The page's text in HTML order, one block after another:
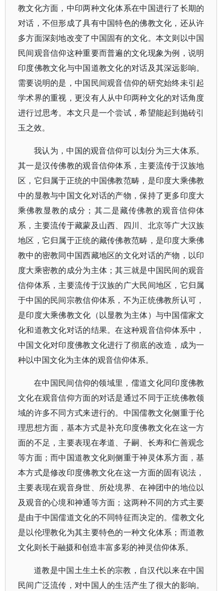
教文化方面，中印两种文化体系在中国进行了长期的
对话，不但形成了具有中国特色的佛教文化，还从许
多方面深刻地改变了中国固有的文化。本文则以中国
民间观音信仰这种重要而普遍的文化现象为例，说明
印度佛教文化与中国道教文化的对话及其深远影响。
需要说明的是，中国民间观音信仰的研究始终未引起
学术界的重视，更没有人从中印两种文化的对话角度
进行过思考。本文只是一个尝试，希望能起到抛砖引
玉之效。
我认为，中国的观音信仰可以划分为三大体系。
其一是汉传佛教的观音信仰体系，主要流传于汉族地
区，它归属于正统的中国佛教范畴，是印度大乘佛教
中的显教与中国文化对话的产物，保持了更多印度大
乘佛教显教的成分；其二是藏传佛教的观音信仰体
系，主要流传于藏蒙及山西、四川、北京等广大汉族
地区，它归属于正统的藏传佛教范畴，是印度大乘佛
教中的密教同中国西藏地区的文化对话的产物，以印
度大乘密教的成分为主体；其三就是中国民间的观音
信仰体系，主要流传于汉族的广大民间地区，它归属
于中国的民间宗教信仰体系，不为正统佛教所认可，
是印度大乘佛教文化（以显教为主体）与中国儒家文
化和道教文化对话的结果。在这种观音信仰体系中，
中国文化对印度佛教文化进行了彻底的改造，成为一
种以中国文化为主体的观音信仰体系。
在中国民间信仰的领域里，儒道文化同印度佛教
文化在观音信仰方面的对话是通过不同于正统佛教领
域的许多不同方式来进行的。中国儒教文化侧重于伦
理思想方面，基本方式是补充印度佛教文化在这一方
面的不足，主要表现在孝道、子嗣、长寿和仁善观念
等方面；而中国道教文化则侧重于神灵体系方面，基
本方式是修改印度佛教文化在这一方面的固有说法，
主要表现在观音身世、所处境界、在神团中的地位以
及观音的心境和神通等方面；这两种不同的方式主要
是由于中国儒道文化的不同特征而决定的。儒教文化
是以伦理教化为其主要特色的一种文化体系；而道教
文化则长于融摄和创造丰富多彩的神灵信仰体系。
道教是中国土生土长的宗教，自汉代以来在中国
民间广泛流传，对中国人的生活产生了很大的影响。